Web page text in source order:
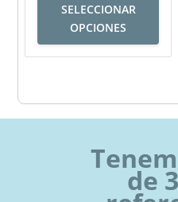
$
SELECCIONAR
OPCIONES
en
de